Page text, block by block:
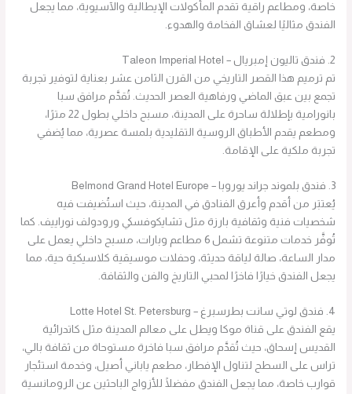
خاصة، ومطاعم راقية تقدم المأكولات الإيطالية والآسيوية، مما يجعل
الفندق مثاليًا لعشاق الفخامة والهدوء.
2. فندق تاليون إمبريال – Taleon Imperial Hotel
تم ترميم هذا القصر التاريخي من القرن الثامن عشر بعناية لتوفير تجربة
تجمع بين عبق الماضي ورفاهية العصر الحديث. تُقدَّم مرافق سبا
بانورامية بإطلالة ساحرة على المدينة، مسبح داخلي بطول 22 مترًا،
ومطعم يقدم الأطباق الروسية التقليدية بلمسة عصرية، مما يُضفي
تجربة ملكية على الإقامة.
3. فندق بلموند جراند يوروبا – Belmond Grand Hotel Europe
يُعتبَر من أقدم وأعرق الفنادق في المدينة، حيث استُضيفت فيه
شخصيات فنية وثقافية بارزة مثل تشايكوفسكي ورودولف نوراييف. كما
تُوفَّر خدمات متنوعة تشمل 6 مطاعم وبارات، مسبح داخلي يعمل على
مدار الساعة، صالة لياقة حديثة، وحفلات موسيقية كلاسيكية حية، مما
يجعل الفندق خيارًا فاخرًا لمحبي التاريخ والفن والثقافة.
4. فندق لوتي سانت بطرسبرغ – Lotte Hotel St. Petersburg
يقع الفندق على قناة موكا ويطل على معالم المدينة مثل كاتدرائية
القديس إسحاق، حيث تُقدَّم مرافق سبا فاخرة مستوحاة من ثقافة بالي،
تراس على السطح لتناول الإفطار، مطعم ياباني أصيل، وخدمة استئجار
قوارب خاصة، مما يجعل الفندق مفضلًا للأزواج الباحثين عن الرومانسية